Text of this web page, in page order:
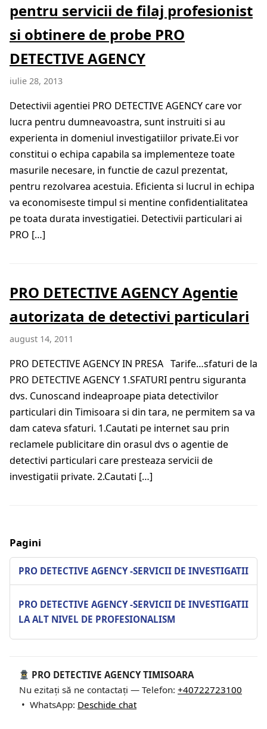
pentru servicii de filaj profesionist
si obtinere de probe PRO
DETECTIVE AGENCY
iulie 28, 2013
Detectivii agentiei PRO DETECTIVE AGENCY care vor
lucra pentru dumneavoastra, sunt instruiti si au
experienta in domeniul investigatiilor private.Ei vor
constitui o echipa capabila sa implementeze toate
masurile necesare, in functie de cazul prezentat,
pentru rezolvarea acestuia. Eficienta si lucrul in echipa
va economiseste timpul si mentine confidentialitatea
pe toata durata investigatiei. Detectivii particulari ai
PRO […]
PRO DETECTIVE AGENCY Agentie
autorizata de detectivi particulari
august 14, 2011
PRO DETECTIVE AGENCY IN PRESA Tarife…sfaturi de la
PRO DETECTIVE AGENCY 1.SFATURI pentru siguranta
dvs. Cunoscand indeaproape piata detectivilor
particulari din Timisoara si din tara, ne permitem sa va
dam cateva sfaturi. 1.Cautati pe internet sau prin
reclamele publicitare din orasul dvs o agentie de
detectivi particulari care presteaza servicii de
investigatii private. 2.Cautati […]
Pagini
PRO DETECTIVE AGENCY -SERVICII DE INVESTIGATII
PRO DETECTIVE AGENCY -SERVICII DE INVESTIGATII
LA ALT NIVEL DE PROFESIONALISM
PRO DETECTIVE AGENCY TIMISOARA
Nu ezitați să ne contactați — Telefon: +40722723100
• WhatsApp: Deschide chat